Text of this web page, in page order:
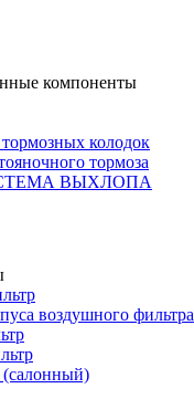
компоненты
колодок
тормоза
ВЫХЛОПА
воздушного фильтра
(салонный)